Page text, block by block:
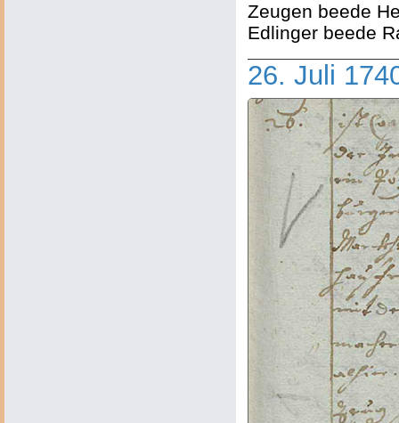
Zeugen beede
Edlinger beede
26. Juli